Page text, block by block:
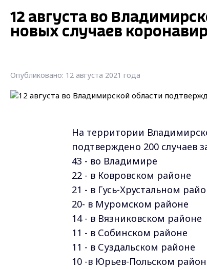
12 августа во
новых случаев
Опубликовано: 12 августа 2021 года
На территории
подтверждено 200 случаев
43 - во Владимире
22 - в Ковровском районе
21 - в Гусь-Хрустальном
20- в Муромском районе
14 - в Вязниковском районе
11 - в Собинском районе
11 - в Суздальском районе
10 -в Юрьев-Польском